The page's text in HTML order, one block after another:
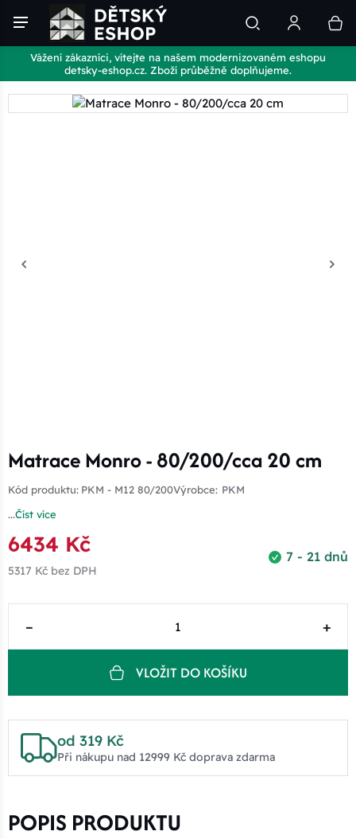
Vážení zákazníci, vítejte na našem modernizovaném eshopu
detsky-eshop.cz. Zboží průběžně doplňujeme.
Matrace Monro - 80/200/cca 20 cm
Kód produktu: PKM - M12 80/200Výrobce: PKM
...Číst více
7 - 21 dnů
6434 Kč
5317 Kč bez DPH
– +
VLOŽIT DO KOŠÍKU
od 319 Kč
Při nákupu nad 12999 Kč doprava zdarma
POPIS PRODUKTU